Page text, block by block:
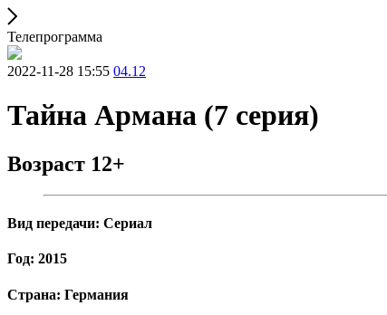
Телепрограмма
2022-11-28 15:55 04.12
Тайна Армана (7 серия)
Возраст 12+
Вид передачи: Сериал
Год: 2015
Страна: Германия